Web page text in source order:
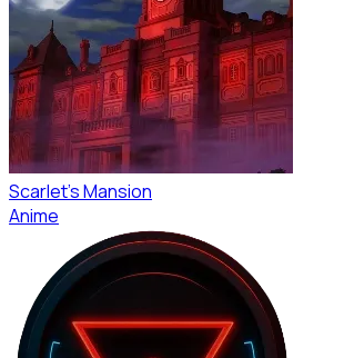
Scarlet's Mansion
Anime